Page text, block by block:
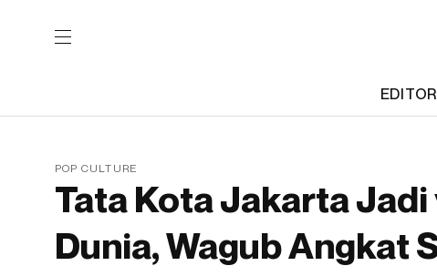
POP CULTURE
Tata Kota Jakarta
Dunia, Wagub Angkat